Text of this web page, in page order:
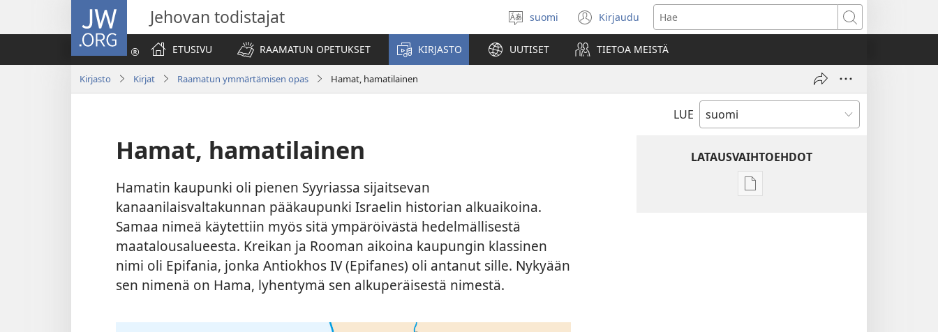
JW.ORG Jehovan todistajat
Valitse
kieli
suomi Kirjaudu
(avaa
uuden
ikkunan)
Hae
ETUSIVU
RAAMATUN OPETUKSET KIRJASTO UUTISET TIETOA MEISTÄ
Kirjasto Kirjat Raamatun ymmärtämisen opas Hamat, hamatilainen
LUE
Hamat, hamatilainen
Hamatin kaupunki oli pienen Syyriassa sijaitsevan
kanaanilaisvaltakunnan pääkaupunki Israelin historian alkuaikoina.
Samaa nimeä käytettiin myös sitä ympäröivästä hedelmällisestä
maatalousalueesta. Kreikan ja Rooman aikoina kaupungin klassinen
nimi oli Epifania, jonka Antiokhos IV (Epifanes) oli antanut sille. Nykyään
sen nimenä on Hama, lyhentymä sen alkuperäisestä nimestä.
LATAUSVAIHTOEHDOT
Julkaisujen